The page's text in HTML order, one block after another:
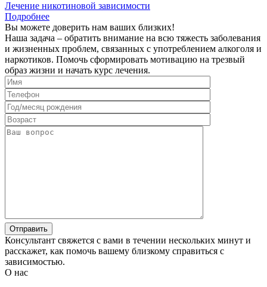
Лечение никотиновой зависимости
Подробнее
Вы можете доверить нам ваших близких!
Наша задача – обратить внимание на всю тяжесть заболевания
и жизненных проблем, связанных с употреблением алкоголя и
наркотиков. Помочь сформировать мотивацию на трезвый
образ жизни и начать курс лечения.
Консультант свяжется с вами в течении нескольких минут и
расскажет, как помочь вашему близкому справиться с
зависимостью.
О нас